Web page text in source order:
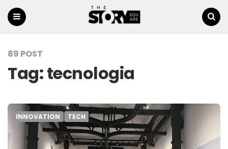
89 POST
Tag:tecnologia
INNOVATION TECH